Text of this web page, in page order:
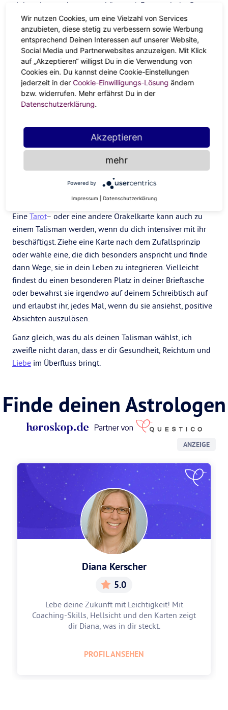
einhauchen und es tragen könntest). Frag nach der Person,
der es ursprünglich gehörte, und nutze es als eine
Möglichkeit, dich mit der Energie deiner Vorfahren zu
verbinden.
Bearbeite dein Hintergrundbild
Vor kurzem habe ich das Hintergrundbild auf meinem
iPhone-Startbildschirm mit einem Bild der Göttin Lakshmi
aktualisiert, der Hindu-Gottheit, die über den Überfluss
bekommen können, wie wir geben und dass der Fluss des
Überflusses von diesem kosmischen Code abhängt –
daran werde ich jedes Mal erinnert, wenn ich auf mein
Eine Tarot– oder eine andere Orakelkarte kann auch zu
einem Talisman werden, wenn du dich intensiver mit ihr
beschäftigst. Ziehe eine Karte nach dem Zufallsprinzip
oder wähle eine, die dich besonders anspricht und finde
dann Wege, sie in dein Leben zu integrieren. Vielleicht
findest du einen besonderen Platz in deiner Brieftasche
oder bewahrst sie irgendwo auf deinem Schreibtisch auf
und erlaubst ihr, jedes Mal, wenn du sie ansiehst, positive
Absichten auszulösen.
Ganz gleich, was du als deinen Talisman wählst, ich
zweifle nicht daran, dass er dir Gesundheit, Reichtum und
Liebe im Überfluss bringt.
Finde deinen Astrologen
ANZEIGE
Diana Kerscher
5.0
Lebe deine Zukunft mit Leichtigkeit! Mit
Coaching-Skills, Hellsicht und den Karten zeigt
dir Diana, was in dir steckt.
PROFIL ANSEHEN
Wir nutzen Cookies, um eine Vielzahl von Services
anzubieten, diese stetig zu verbessern sowie Werbung
entsprechend Deinen Interessen auf unserer Website,
Social Media und Partnerwebsites anzuzeigen. Mit Klick
auf „Akzeptieren“ willigst Du in die Verwendung von
Cookies ein. Du kannst deine Cookie-Einstellungen
jederzeit in der Cookie-Einwilligungs-Lösung ändern
bzw. widerrufen. Mehr erfährst Du in der
Datenschutzerklärung.
Akzeptieren
mehr
Powered by
Impressum Datenschutzerklärung